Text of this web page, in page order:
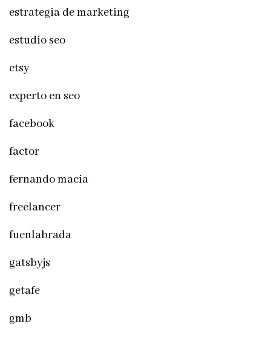
estrategia de marketing
estudio seo
etsy
experto en seo
facebook
factor
fernando macia
freelancer
fuenlabrada
gatsbyjs
getafe
gmb